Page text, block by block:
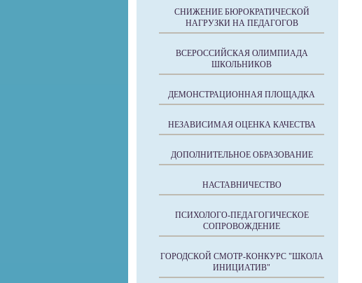
СНИЖЕНИЕ БЮРОКРАТИЧЕСКОЙ
НАГРУЗКИ НА ПЕДАГОГОВ
ВСЕРОССИЙСКАЯ ОЛИМПИАДА
ШКОЛЬНИКОВ
ДЕМОНСТРАЦИОННАЯ ПЛОЩАДКА
НЕЗАВИСИМАЯ ОЦЕНКА КАЧЕСТВА
ДОПОЛНИТЕЛЬНОЕ ОБРАЗОВАНИЕ
НАСТАВНИЧЕСТВО
ПСИХОЛОГО-ПЕДАГОГИЧЕСКОЕ
СОПРОВОЖДЕНИЕ
ГОРОДСКОЙ СМОТР-КОНКУРС "ШКОЛА
ИНИЦИАТИВ"